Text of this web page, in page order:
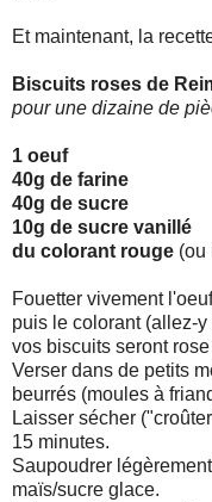
Et maintenant, la
Biscuits roses de
pour une dizaine de
1 oeuf
40g de farine
40g de sucre
10g de sucre vanillé
du colorant rouge (ou
Fouetter vivement
puis le colorant (allez-
vos biscuits seront
Verser dans de petits
beurrés (moules à
Laisser sécher
15 minutes.
Saupoudrer
maïs/sucre glace.